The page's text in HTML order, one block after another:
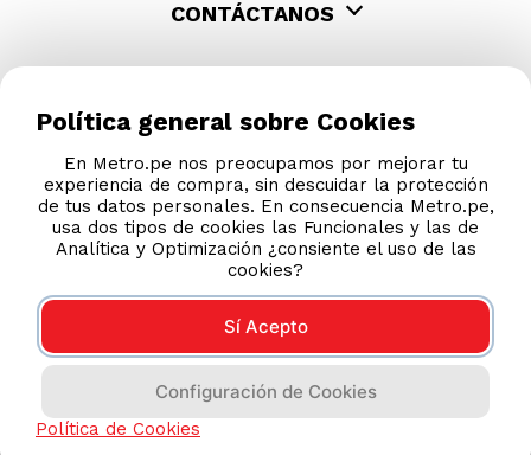
CONTÁCTANOS
COMPRAS 100% SEGURAS
Esta tienda usa Niubiz para realizar transacciones
electrónicas.
Política general sobre Cookies
En Metro.pe nos preocupamos por mejorar tu
experiencia de compra, sin descuidar la protección
de tus datos personales. En consecuencia Metro.pe,
usa dos tipos de cookies las Funcionales y las de
Analítica y Optimización ¿consiente el uso de las
cookies?
Sí Acepto
Configuración de Cookies
Política de Cookies